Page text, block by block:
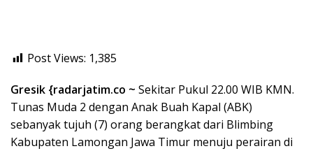
Post Views: 1,385
Gresik {radarjatim.co ~ Sekitar Pukul 22.00 WIB KMN.
Tunas Muda 2 dengan Anak Buah Kapal (ABK)
sebanyak tujuh (7) orang berangkat dari Blimbing
Kabupaten Lamongan Jawa Timur menuju perairan di